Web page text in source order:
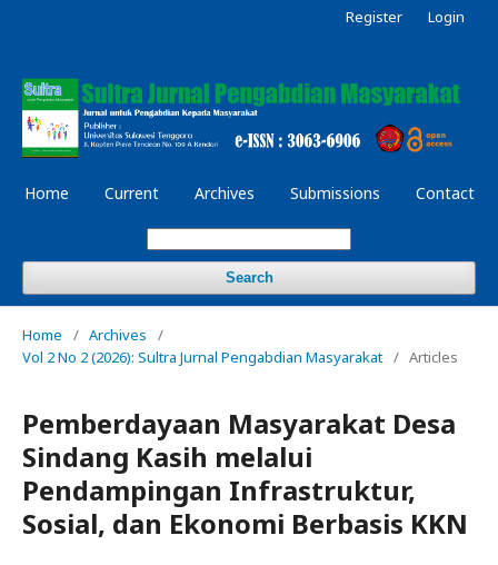
Home Current Archives Submissions Contact
Search
Register Login
Home / Archives
/
Vol 2 No 2 (2026): Sultra Jurnal Pengabdian Masyarakat / Articles
Pemberdayaan Masyarakat Desa
Sindang Kasih melalui
Pendampingan Infrastruktur,
Sosial, dan Ekonomi Berbasis KKN